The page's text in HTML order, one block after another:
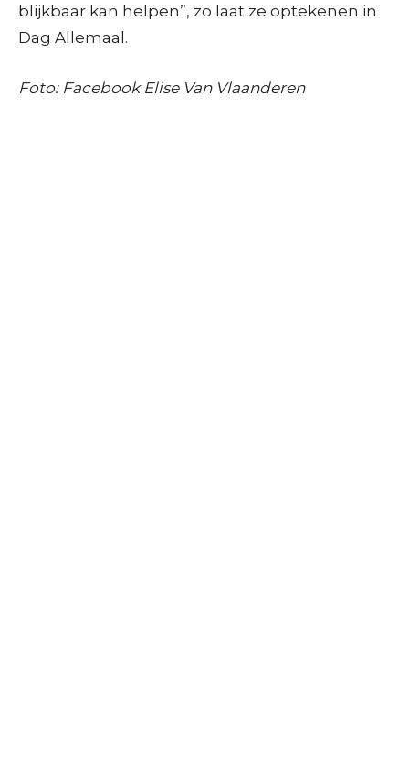
blijkbaar kan helpen”, zo laat ze optekenen in
Dag Allemaal.
Foto: Facebook Elise Van Vlaanderen